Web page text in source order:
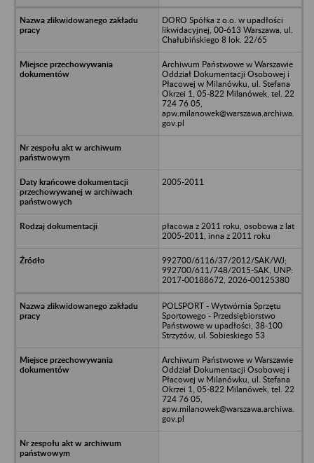
DORO Spółka z o.o. w upadłości
likwidacyjnej, 00-613 Warszawa, ul.
Chałubińskiego 8 lok. 22/65
Archiwum Państwowe w Warszawie
Oddział Dokumentacji Osobowej i
Płacowej w Milanówku, ul. Stefana
Okrzei 1, 05-822 Milanówek, tel. 22
724 76 05,
apw.milanowek@warszawa.archiwa.
gov.pl
2005-2011
płacowa z 2011 roku, osobowa z lat
2005-2011, inna z 2011 roku
992700/6116/37/2012/SAK/WJ;
992700/611/748/2015-SAK, UNP:
2017-00188672, 2026-00125380
POLSPORT - Wytwórnia Sprzętu
Sportowego - Przedsiębiorstwo
Państwowe w upadłości, 38-100
Strzyżów, ul. Sobieskiego 53
Archiwum Państwowe w Warszawie
Oddział Dokumentacji Osobowej i
Płacowej w Milanówku, ul. Stefana
Okrzei 1, 05-822 Milanówek, tel. 22
724 76 05,
apw.milanowek@warszawa.archiwa.
gov.pl